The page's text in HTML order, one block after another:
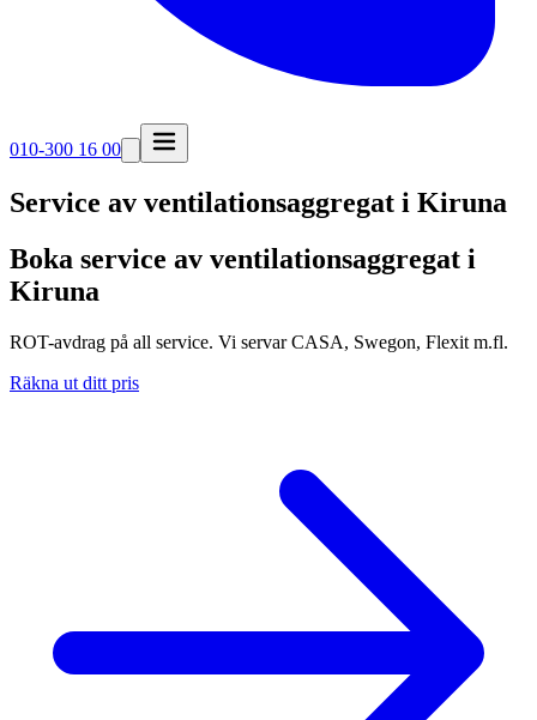
010-300 16 00
Service av ventilationsaggregat i Kiruna
Boka service av ventilationsaggregat i
Kiruna
ROT-avdrag på all service. Vi servar CASA, Swegon, Flexit m.fl.
Räkna ut ditt pris